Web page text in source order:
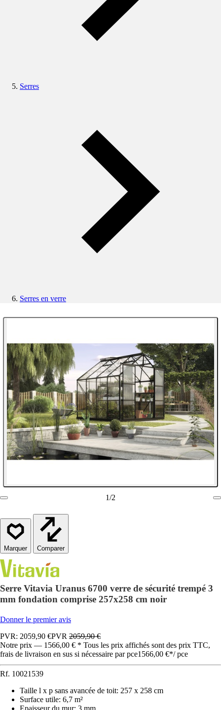
Serres
Serres en verre
1/2
Comparer
Serre Vitavia Uranus 6700 verre de sécurité trempé 3
mm fondation comprise 257x258 cm noir
Donner le premier avis
PVR: 2059,90 €PVR 2059,90 €
Notre prix — 1566,00 € * Tous les prix affichés sont des prix TTC,
frais de livraison en sus si nécessaire par pce1566,00 €*/ pce
Rf. 10021539
Taille l x p sans avancée de toit: 257 x 258 cm
Surface utile: 6,7 m²
Epaisseur du mur: 3 mm